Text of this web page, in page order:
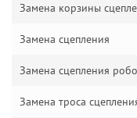
Замена корзины
Замена сцепления
Замена сцепления
Замена троса